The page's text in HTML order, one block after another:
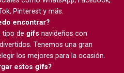
Pinterest y más.
encontrar?
tipo de gifs navideños con
Tenemos una gran
los mejores para la ocasión.
estos gifs?